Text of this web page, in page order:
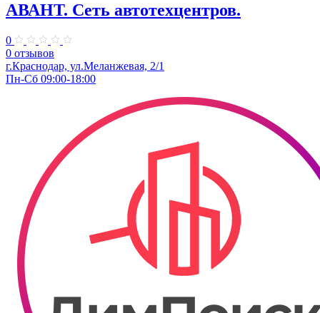
АВАНТ. ​Сеть автотехцентров.
0
0 отзывов
​г.Краснодар, ул.Меланжевая, 2/1
Пн-Сб 09:00-18:00